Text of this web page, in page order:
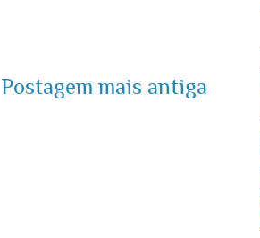
Postagem mais antiga